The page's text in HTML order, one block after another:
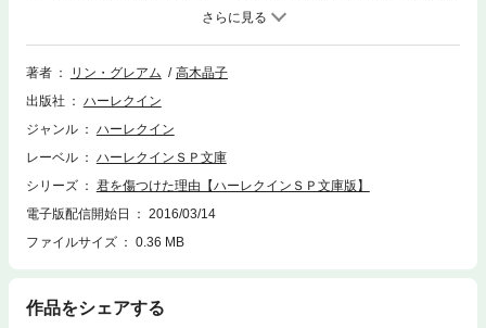
ンティーノと結婚し、たった半年で離婚した苦い思い出の残る場所。しか
もその結婚は彼女の祖父による半強制的なものだったため、サンティーノ
は夫となっても指一本触れてこようとしなかった。あれから5年。取引先
に着いた彼女は、思わぬ光景に凍りついた。なんとそこには、元夫の鋭い
自由には飛べない」＊本書は、ハーレクイン文庫から既に配信されている
作品のハーレクインSP文庫版となります。 ご購入の際は十分ご注意くだ
著者 リン・グレアム
高木晶子
出版社
ハーレクイン
ジャンル
ハーレクイン
レーベル
ハーレクインＳＰ文庫
シリーズ
君を傷つけた理由【ハーレクインＳＰ文庫版】
電子版配信開始日
2016/03/14
ファイルサイズ
0.36 MB
作品をシェアする